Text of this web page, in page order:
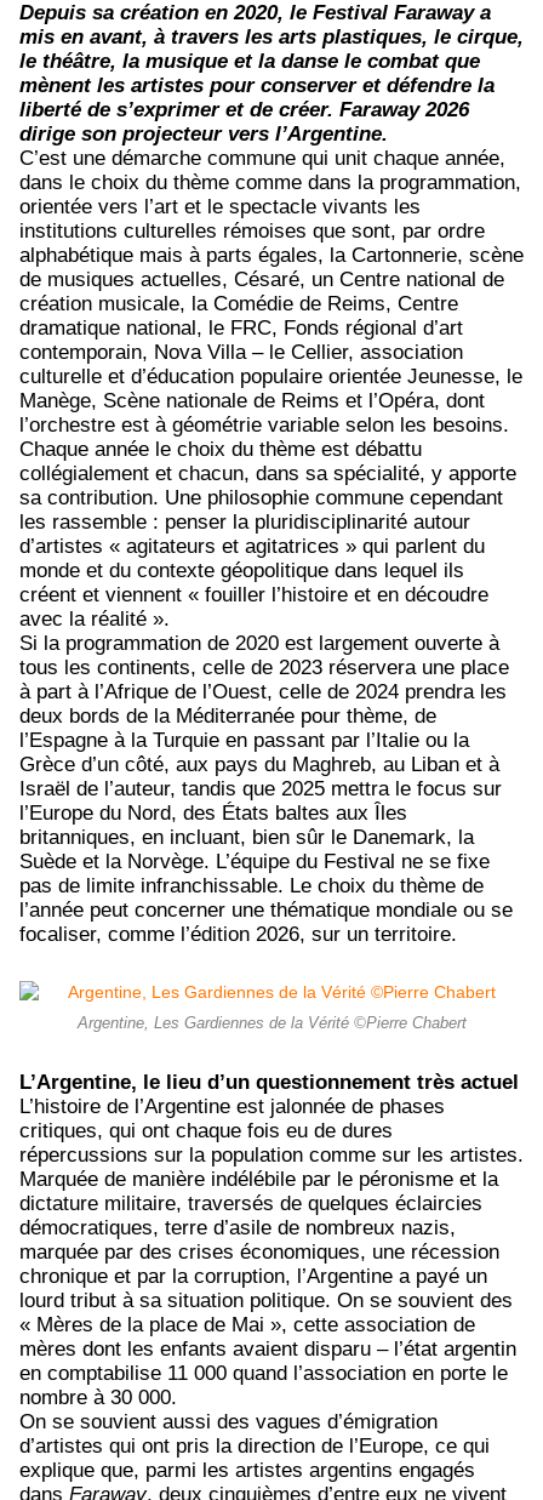
Depuis sa création en 2020, le Festival Faraway a
mis en avant, à travers les arts plastiques, le cirque,
le théâtre, la musique et la danse le combat que
mènent les artistes pour conserver et défendre la
liberté de s’exprimer et de créer. Faraway 2026
dirige son projecteur vers l’Argentine.
C’est une démarche commune qui unit chaque année,
dans le choix du thème comme dans la programmation,
orientée vers l’art et le spectacle vivants les
institutions culturelles rémoises que sont, par ordre
alphabétique mais à parts égales, la Cartonnerie, scène
de musiques actuelles, Césaré, un Centre national de
création musicale, la Comédie de Reims, Centre
dramatique national, le FRC, Fonds régional d’art
contemporain, Nova Villa – le Cellier, association
culturelle et d’éducation populaire orientée Jeunesse, le
Manège, Scène nationale de Reims et l’Opéra, dont
l’orchestre est à géométrie variable selon les besoins.
Chaque année le choix du thème est débattu
collégialement et chacun, dans sa spécialité, y apporte
sa contribution. Une philosophie commune cependant
les rassemble : penser la pluridisciplinarité autour
d’artistes « agitateurs et agitatrices » qui parlent du
monde et du contexte géopolitique dans lequel ils
créent et viennent « fouiller l’histoire et en découdre
avec la réalité ».
Si la programmation de 2020 est largement ouverte à
tous les continents, celle de 2023 réservera une place
à part à l’Afrique de l’Ouest, celle de 2024 prendra les
deux bords de la Méditerranée pour thème, de
l’Espagne à la Turquie en passant par l’Italie ou la
Grèce d’un côté, aux pays du Maghreb, au Liban et à
Israël de l’auteur, tandis que 2025 mettra le focus sur
l’Europe du Nord, des États baltes aux Îles
britanniques, en incluant, bien sûr le Danemark, la
Suède et la Norvège. L’équipe du Festival ne se fixe
pas de limite infranchissable. Le choix du thème de
l’année peut concerner une thématique mondiale ou se
focaliser, comme l’édition 2026, sur un territoire.
Argentine, Les Gardiennes de la Vérité ©Pierre Chabert
L’Argentine, le lieu d’un questionnement très actuel
L’histoire de l’Argentine est jalonnée de phases
critiques, qui ont chaque fois eu de dures
répercussions sur la population comme sur les artistes.
Marquée de manière indélébile par le péronisme et la
dictature militaire, traversés de quelques éclaircies
démocratiques, terre d’asile de nombreux nazis,
marquée par des crises économiques, une récession
chronique et par la corruption, l’Argentine a payé un
lourd tribut à sa situation politique. On se souvient des
« Mères de la place de Mai », cette association de
mères dont les enfants avaient disparu – l’état argentin
en comptabilise 11 000 quand l’association en porte le
nombre à 30 000.
On se souvient aussi des vagues d’émigration
d’artistes qui ont pris la direction de l’Europe, ce qui
explique que, parmi les artistes argentins engagés
dans Faraway, deux cinquièmes d’entre eux ne vivent